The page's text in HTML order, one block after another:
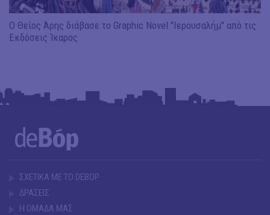
Ο Θείος Άρης διάβασε το Graphic Novel "Ιερουσαλήμ" από τις
Εκδόσεις Ίκαρος
ΣΧΕΤΙΚΑ ΜΕ ΤΟ DEBOP
ΔΡΑΣΕΙΣ
Η ΟΜΑΔΑ ΜΑΣ